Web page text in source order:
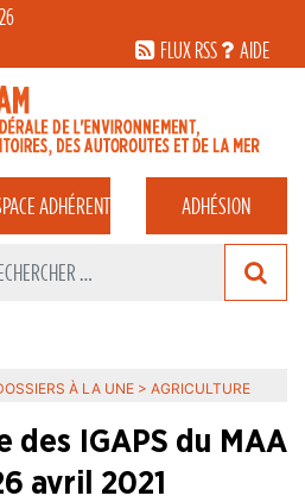
FLUX RSS
AIDE
ADHÉRENT ADHÉSION
À LA UNE > AGRICULTURE
des IGAPS du MAA
avril 2021